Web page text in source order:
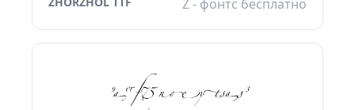
Z - фонтс бесплатно